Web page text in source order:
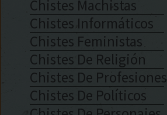
Chistes Machistas
Chistes Informáticos
Chistes Feministas
Chistes De Religión
Chistes De Profesiones
Chistes De Políticos